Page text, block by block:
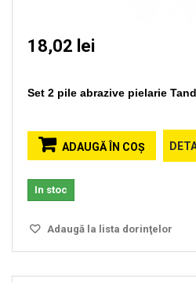
18,02 lei
Set 2 pile abrazive pielarie
ADAUGĂ ÎN COŞ
In stoc
Adaugă la lista dorinţelor